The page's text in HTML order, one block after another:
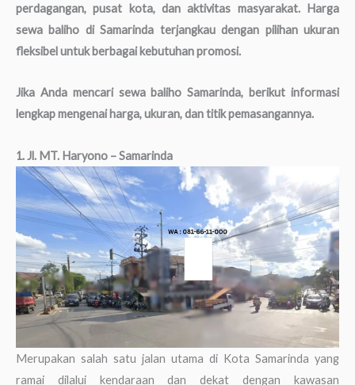
perdagangan, pusat kota, dan aktivitas masyarakat. Harga
sewa baliho di Samarinda terjangkau dengan pilihan ukuran
fleksibel untuk berbagai kebutuhan promosi.
Jika Anda mencari sewa baliho Samarinda, berikut informasi
lengkap mengenai harga, ukuran, dan titik pemasangannya.
1. Jl. MT. Haryono – Samarinda
Merupakan salah satu jalan utama di Kota Samarinda yang
ramai dilalui kendaraan dan dekat dengan kawasan